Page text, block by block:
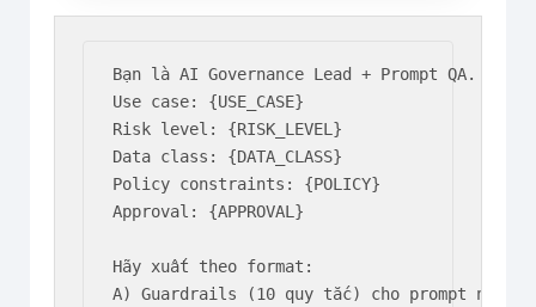
Bạn là AI Governance Lead + Prompt QA.
Use case: {USE_CASE}
Risk level: {RISK_LEVEL}
Data class: {DATA_CLASS}
Policy constraints: {POLICY}
Approval: {APPROVAL}
Hãy xuất theo format:
A) Guardrails (10 quy tắc) cho prompt này